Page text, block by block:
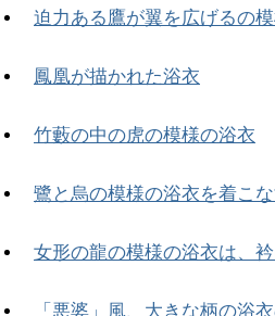
迫力ある鷹が翼を広げるの
鳳凰が描かれた浴衣
竹藪の中の虎の模様の浴衣
鷺と烏の模様の浴衣を着こ
女形の龍の模様の浴衣は、衿
「悪婆」風、大きな柄の浴